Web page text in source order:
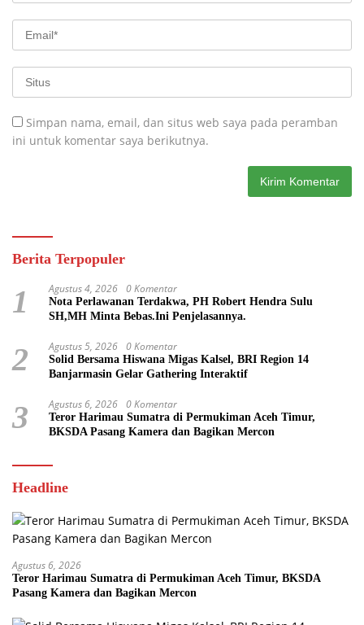
Simpan nama, email, dan situs web saya pada peramban
ini untuk komentar saya berikutnya.
Berita Terpopuler
1 Agustus 4, 2026 0 Komentar
Nota Perlawanan Terdakwa, PH Robert Hendra Sulu
SH,MH Minta Bebas.Ini Penjelasannya.
2 Agustus 5, 2026 0 Komentar
Solid Bersama Hiswana Migas Kalsel, BRI Region 14
Banjarmasin Gelar Gathering Interaktif
3 Agustus 6, 2026 0 Komentar
Teror Harimau Sumatra di Permukiman Aceh Timur,
BKSDA Pasang Kamera dan Bagikan Mercon
Headline
Agustus 6, 2026
Teror Harimau Sumatra di Permukiman Aceh Timur, BKSDA
Pasang Kamera dan Bagikan Mercon